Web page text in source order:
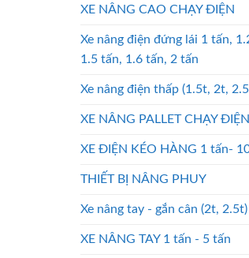
XE NÂNG CAO CHẠY ĐIỆN
Xe nâng điện đứng lái 1 tấn,
1.5 tấn, 1.6 tấn, 2 tấn
Xe nâng điện thấp (1.5t, 2t,
XE NÂNG PALLET CHẠY ĐIỆN
XE ĐIỆN KÉO HÀNG 1 tấn-
THIẾT BỊ NÂNG PHUY
Xe nâng tay - gắn cân (2t, 2.5t)
XE NÂNG TAY 1 tấn - 5 tấn